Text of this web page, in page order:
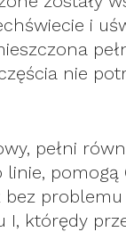
i
nie
pełni
pomogą
którędy